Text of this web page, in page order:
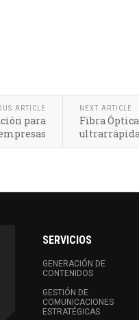
ARTICLE
para
NEXT ARTICLE
Fibra
SERVICIOS
GENERACIÓN DE
CONTENIDOS
GESTIÓN DE
COMUNICACIONES
ESTRATÉGICAS